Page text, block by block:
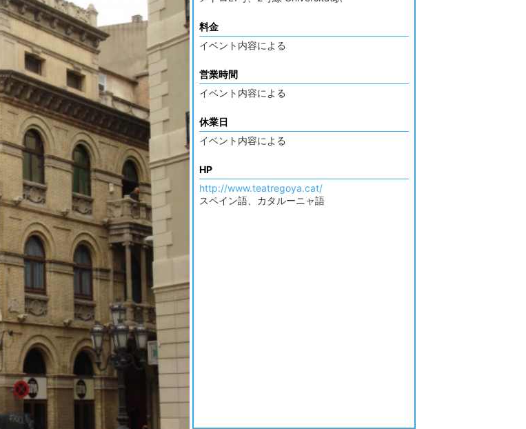
料金
イベント内容による
営業時間
イベント内容による
休業日
イベント内容による
HP
http://www.teatregoya.cat/
スペイン語、カタルーニャ語